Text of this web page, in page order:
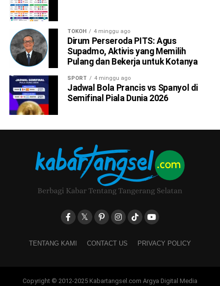
TOKOH 4 minggu ago
Dirum Perseroda PITS: Agus
Supadmo, Aktivis yang Memilih
Pulang dan Bekerja untuk Kotanya
SPORT 4 minggu ago
Jadwal Bola Prancis vs Spanyol di
Semifinal Piala Dunia 2026
TENTANG KAMI CONTACT US PRIVACY POLICY
Copyright © 2012-2025 Kabartangsel.com Argya Digital Media